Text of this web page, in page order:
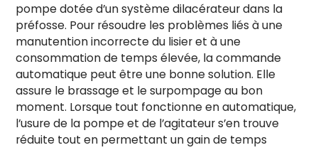
pompe dotée d’un système dilacérateur dans la
préfosse. Pour résoudre les problèmes liés à une
manutention incorrecte du lisier et à une
consommation de temps élevée, la commande
automatique peut être une bonne solution. Elle
assure le brassage et le surpompage au bon
moment. Lorsque tout fonctionne en automatique,
l’usure de la pompe et de l’agitateur s’en trouve
réduite tout en permettant un gain de temps